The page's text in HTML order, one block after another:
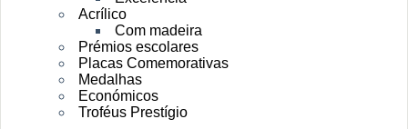
Acrílico
Com madeira
Prémios escolares
Placas Comemorativas
Medalhas
Económicos
Troféus Prestígio